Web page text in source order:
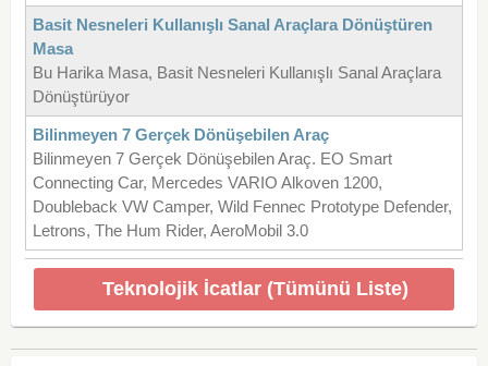
Basit Nesneleri Kullanışlı Sanal Araçlara Dönüştüren
Masa
Bu Harika Masa, Basit Nesneleri Kullanışlı Sanal Araçlara
Dönüştürüyor
Bilinmeyen 7 Gerçek Dönüşebilen Araç
Bilinmeyen 7 Gerçek Dönüşebilen Araç. EO Smart
Connecting Car, Mercedes VARIO Alkoven 1200,
Doubleback VW Camper, Wild Fennec Prototype Defender,
Letrons, The Hum Rider, AeroMobil 3.0
Teknolojik İcatlar (Tümünü Liste)